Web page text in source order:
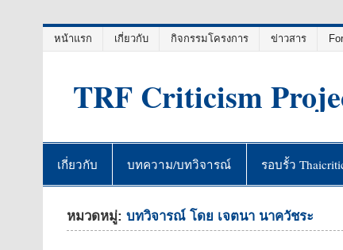
หน้าแรก เกี่ยวกับ กิจกรรมโครงการ ข่าวสาร
TRF Criticism
เกี่ยวกับ บทความ/บทวิจารณ์ รอบรั้ว
หมวดหมู่:บทวิจารณ์ โดย เจตนา นาควัชระ